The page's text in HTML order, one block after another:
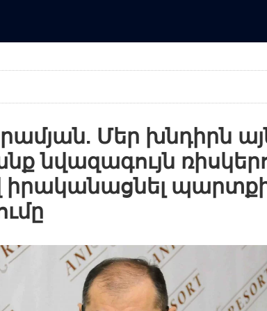
Մեր խնդիրն
նվազագույն
իրականացնել